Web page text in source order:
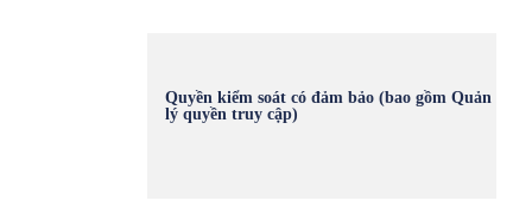
Quyền kiểm soát có đảm bảo (bao gồm Quản
lý quyền truy cập)